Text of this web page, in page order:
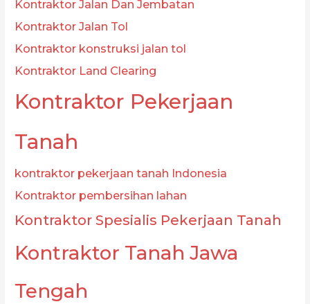
Kontraktor Jalan Dan Jembatan
Kontraktor Jalan Tol
Kontraktor konstruksi jalan tol
Kontraktor Land Clearing
Kontraktor Pekerjaan
Tanah
kontraktor pekerjaan tanah Indonesia
Kontraktor pembersihan lahan
Kontraktor Spesialis Pekerjaan Tanah
Kontraktor Tanah Jawa
Tengah